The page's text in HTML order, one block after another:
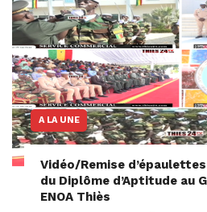
A LA UNE
Vidéo/Remise
du Diplôme d’Aptitude au
ENOA Thiès